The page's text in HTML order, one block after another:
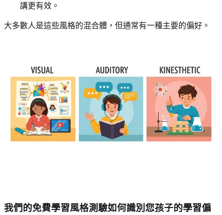
講更有效。
大多數人是這些風格的混合體，但通常有一種主要的偏好。
我們的免費學習風格測驗如何識別您孩子的學習偏